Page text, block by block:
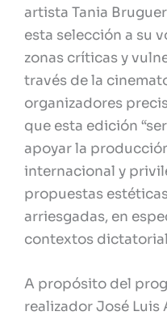
artista Tania
esta selección a su
zonas críticas y
través de la
organizadores
que esta edición
apoyar la
internacional y
propuestas
arriesgadas, en
contextos
A propósito del
realizador José